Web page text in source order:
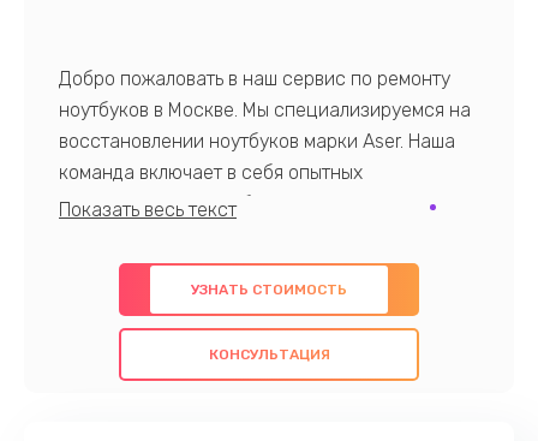
Добро пожаловать в наш сервис по ремонту
ноутбуков в Москве. Мы специализируемся на
восстановлении ноутбуков марки Aser. Наша
команда включает в себя опытных
профессионалов с обширными знаниями и
предлагаем быстрый и качественный ремонт с
использованием оригинальных компонентов, а
также гарантируем качество всех
проведенных работ. Наша цель - предоставить
УЗНАТЬ СТОИМОСТЬ
КОНСУЛЬТАЦИЯ